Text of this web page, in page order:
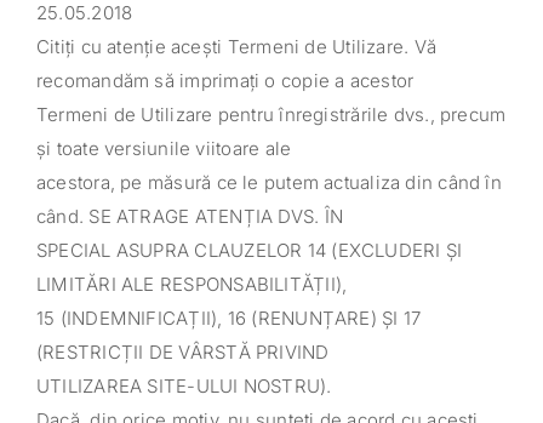
25.05.2018
Citiți cu atenție acești Termeni de Utilizare. Vă
recomandăm să imprimați o copie a acestor
Termeni de Utilizare pentru înregistrările dvs., precum
și toate versiunile viitoare ale
acestora, pe măsură ce le putem actualiza din când în
când. SE ATRAGE ATENȚIA DVS. ÎN
SPECIAL ASUPRA CLAUZELOR 14 (EXCLUDERI ȘI
LIMITĂRI ALE RESPONSABILITĂȚII),
15 (INDEMNIFICAȚII), 16 (RENUNȚARE) ȘI 17
(RESTRICȚII DE VÂRSTĂ PRIVIND
UTILIZAREA SITE-ULUI NOSTRU).